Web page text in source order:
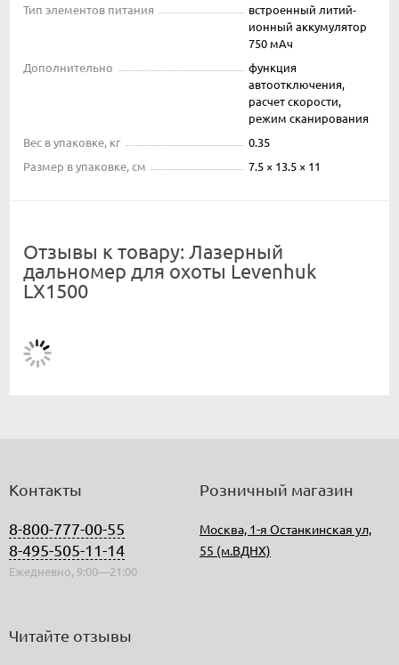
Тип элементов питания
встроенный литий-
ионный аккумулятор
750 мАч
Дополнительно
функция
автоотключения,
расчет скорости,
режим сканирования
Вес в упаковке, кг
0.35
Размер в упаковке, см
7.5 × 13.5 × 11
Отзывы к товару: Лазерный
дальномер для охоты Levenhuk
LX1500
Контакты
8-800-777-00-55
8-495-505-11-14
Ежедневно, 9:00—21:00
Розничный магазин
Москва, 1-я Останкинская ул,
55 (м.ВДНХ)
Читайте отзывы